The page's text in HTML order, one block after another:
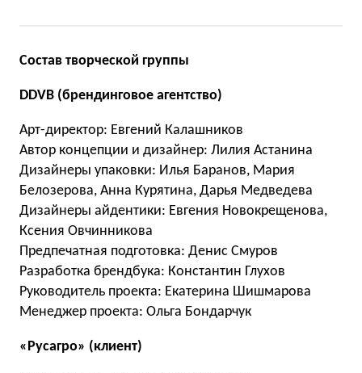
Состав творческой группы
DDVB (брендинговое агентство)
Арт-директор: Евгений Калашников
Автор концепции и дизайнер: Лилия Астанина
Дизайнеры упаковки: Илья Баранов, Мария
Белозерова, Анна Курятина, Дарья Медведева
Дизайнеры айдентики: Евгения Новокрещенова,
Ксения Овчинникова
Предпечатная подготовка: Денис Смуров
Разработка брендбука: Константин Глухов
Руководитель проекта: Екатерина Шишмарова
Менеджер проекта: Ольга Бондарчук
«Русагро» (клиент)